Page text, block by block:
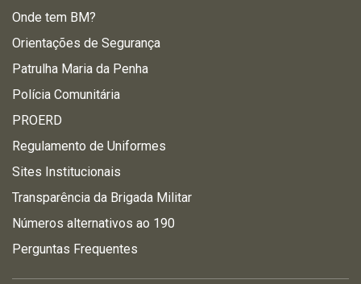
Onde tem BM?
Orientações de Segurança
Patrulha Maria da Penha
Polícia Comunitária
PROERD
Regulamento de Uniformes
Sites Institucionais
Transparência da Brigada Militar
Números alternativos ao 190
Perguntas Frequentes